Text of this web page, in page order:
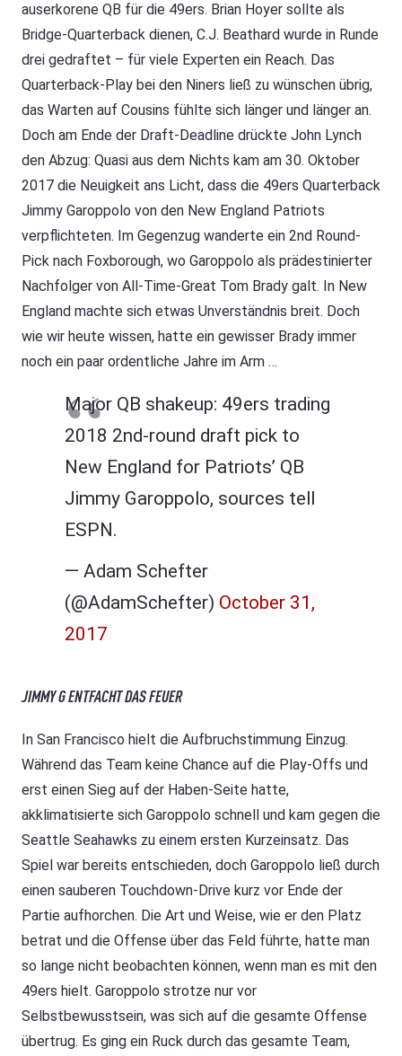
auserkorene QB für die 49ers. Brian Hoyer sollte als
Bridge-Quarterback dienen, C.J. Beathard wurde in Runde
drei gedraftet – für viele Experten ein Reach. Das
Quarterback-Play bei den Niners ließ zu wünschen übrig,
das Warten auf Cousins fühlte sich länger und länger an.
Doch am Ende der Draft-Deadline drückte John Lynch
den Abzug: Quasi aus dem Nichts kam am 30. Oktober
2017 die Neuigkeit ans Licht, dass die 49ers Quarterback
Jimmy Garoppolo von den New England Patriots
verpflichteten. Im Gegenzug wanderte ein 2nd Round-
Pick nach Foxborough, wo Garoppolo als prädestinierter
Nachfolger von All-Time-Great Tom Brady galt. In New
England machte sich etwas Unverständnis breit. Doch
wie wir heute wissen, hatte ein gewisser Brady immer
noch ein paar ordentliche Jahre im Arm …
Major QB shakeup: 49ers trading
2018 2nd-round draft pick to
New England for Patriots’ QB
Jimmy Garoppolo, sources tell
ESPN.
— Adam Schefter
(@AdamSchefter) October 31,
2017
JIMMY G ENTFACHT DAS FEUER
In San Francisco hielt die Aufbruchstimmung Einzug.
Während das Team keine Chance auf die Play-Offs und
erst einen Sieg auf der Haben-Seite hatte,
akklimatisierte sich Garoppolo schnell und kam gegen die
Seattle Seahawks zu einem ersten Kurzeinsatz. Das
Spiel war bereits entschieden, doch Garoppolo ließ durch
einen sauberen Touchdown-Drive kurz vor Ende der
Partie aufhorchen. Die Art und Weise, wie er den Platz
betrat und die Offense über das Feld führte, hatte man
so lange nicht beobachten können, wenn man es mit den
49ers hielt. Garoppolo strotze nur vor
Selbstbewusstsein, was sich auf die gesamte Offense
übertrug. Es ging ein Ruck durch das gesamte Team,